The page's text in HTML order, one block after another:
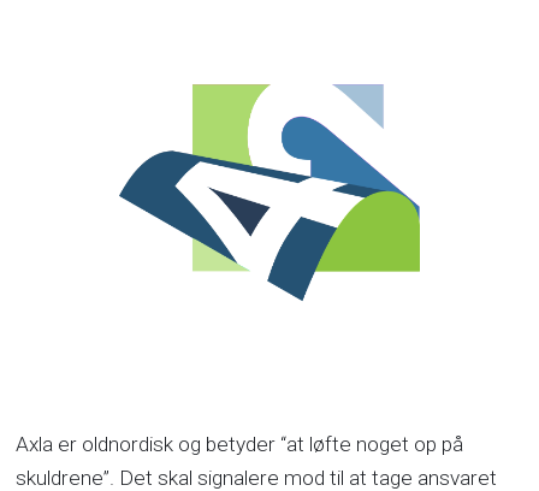
Axla er oldnordisk og betyder “at løfte noget op på
skuldrene”. Det skal signalere mod til at tage ansvaret